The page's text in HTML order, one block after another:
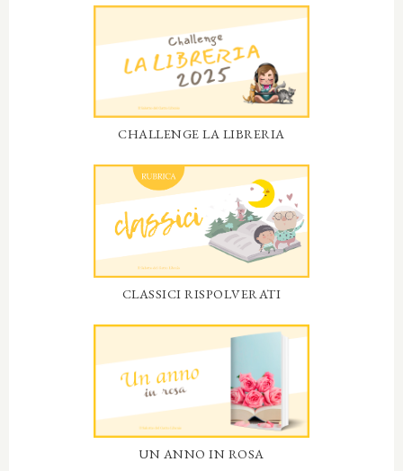
CHALLENGE LA LIBRERIA
CLASSICI RISPOLVERATI
UN ANNO IN ROSA